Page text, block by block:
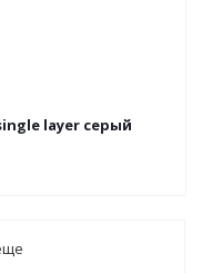
layer серый